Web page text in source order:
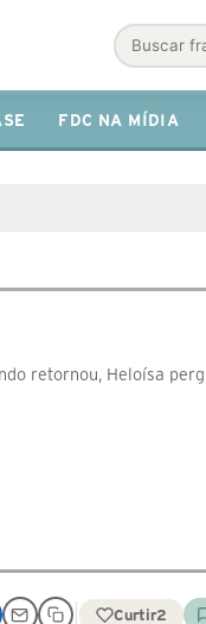
Buscar
FDC NA MÍDIA
retornou, Heloísa
Curtir2